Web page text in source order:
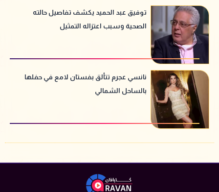
توفيق عبد الحميد يكشف تفاصيل حالته
الصحية وسبب اعتزاله التمثيل
نانسي عجرم تتألق بفستان لامع في حفلها
بالساحل الشمالي